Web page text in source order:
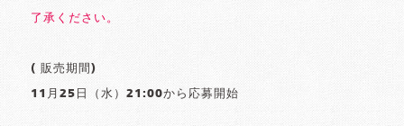
了承ください。
( 販売期間)
11月25日（水）21:00から応募開始